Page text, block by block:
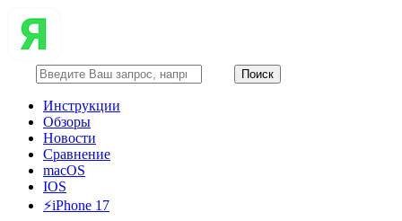
Инструкции
Обзоры
Новости
Сравнение
macOS
IOS
⚡️iPhone 17